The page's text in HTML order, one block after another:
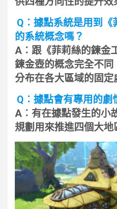
Q︰據點系統是用到《
的系統概念嗎？
A︰跟《菲莉絲的鍊金
鍊金壺的概念完全不
分布在各大區域的固定
Q︰據點會有專用的劇
A︰有在據點發生的小
規劃用來推進四個大地